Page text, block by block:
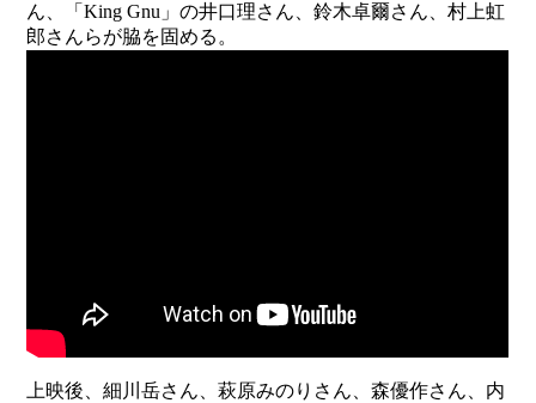
ん、「King Gnu」の井口理さん、鈴木卓爾さん、村上虹
郎さんらが脇を固める。
上映後、細川岳さん、萩原みのりさん、森優作さん、内